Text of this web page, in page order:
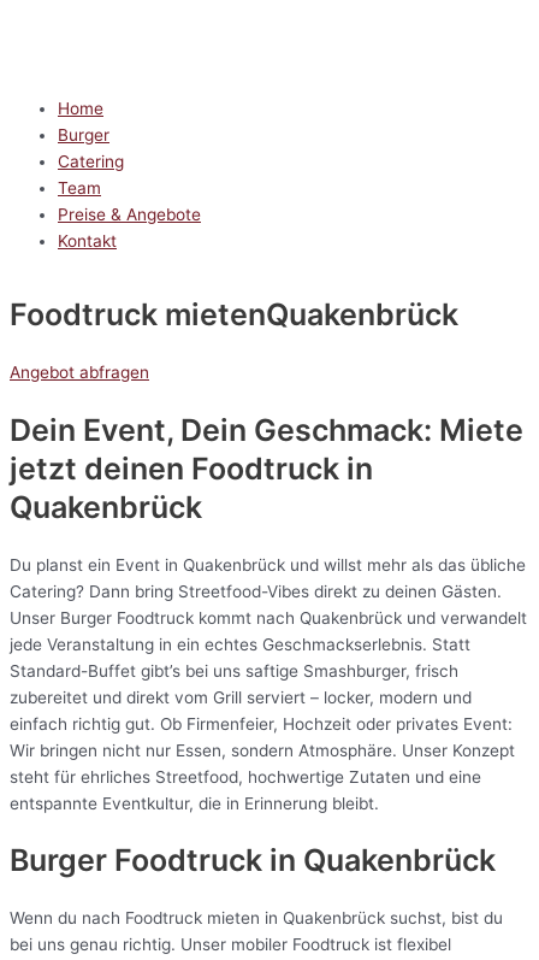
Home
Burger
Catering
Team
Preise & Angebote
Kontakt
Foodtruck mietenQuakenbrück
Angebot abfragen
Dein Event, Dein Geschmack: Miete
jetzt deinen Foodtruck in
Quakenbrück
Du planst ein Event in Quakenbrück und willst mehr als das übliche
Catering? Dann bring Streetfood-Vibes direkt zu deinen Gästen.
Unser Burger Foodtruck kommt nach Quakenbrück und verwandelt
jede Veranstaltung in ein echtes Geschmackserlebnis. Statt
Standard-Buffet gibt’s bei uns saftige Smashburger, frisch
zubereitet und direkt vom Grill serviert – locker, modern und
einfach richtig gut. Ob Firmenfeier, Hochzeit oder privates Event:
Wir bringen nicht nur Essen, sondern Atmosphäre. Unser Konzept
steht für ehrliches Streetfood, hochwertige Zutaten und eine
entspannte Eventkultur, die in Erinnerung bleibt.
Burger Foodtruck in Quakenbrück
Wenn du nach Foodtruck mieten in Quakenbrück suchst, bist du
bei uns genau richtig. Unser mobiler Foodtruck ist flexibel